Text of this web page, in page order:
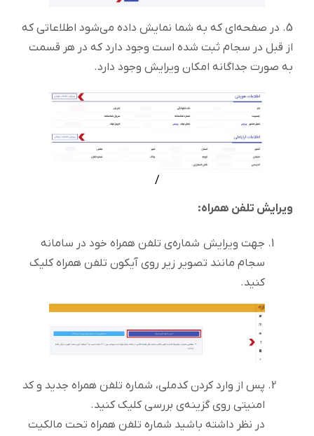
5. در صفحه‌ای که به شما نمایش داده می‌شود اطلاعاتی که
از قبل در سجام ثبت شده است وجود دارد که در هر قسمت
به صورت جداگانه امکان ویرایش وجود دارد.
/
ویرایش تلفن همراه:
جهت ویرایش شماره‌ی تلفن همراه خود در سامانه
سجام مانند تصویر زیر روی آیکون تلفن همراه کلیک
کنید.
پس از وارد کردن کدملی، شماره تلفن همراه جدید و کد
امنیتی روی گزینه‌ی بررسی کلیک کنید.
در نظر داشته باشید شماره تلفن همراه تحت مالکیت